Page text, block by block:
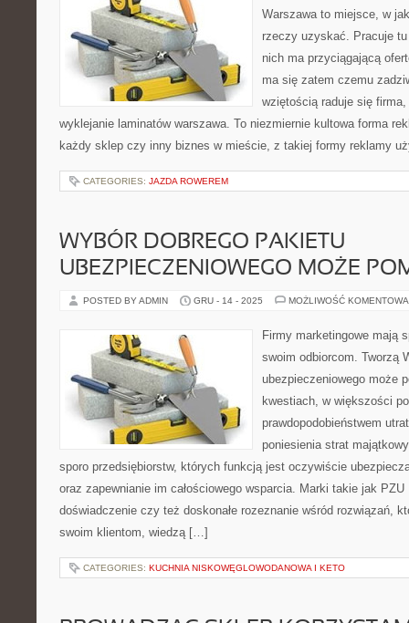
Warszawa to miejsce, w
rzeczy uzyskać. Pracuje
nich ma przyciągającą
ma się zatem czemu
wziętością raduje się
wyklejanie laminatów warszawa. To niezmiernie kultowa forma
każdy sklep czy inny biznes w mieście, z takiej formy reklamy
CATEGORIES: JAZDA ROWEREM
WYBÓR DOBREGO PAKIETU
UBEZPIECZENIOWEGO MOŻE
POSTED BY ADMIN GRU - 14 - 2025 MOŻLIWOŚĆ
Firmy marketingowe mają
swoim odbiorcom. Tworzą
ubezpieczeniowego może
kwestiach, w większości
prawdopodobieństwem
poniesienia strat
sporo przedsiębiorstw, których funkcją jest oczywiście
oraz zapewnianie im całościowego wsparcia. Marki takie jak
doświadczenie czy też doskonałe rozeznanie wśród rozwiązań,
swoim klientom, wiedzą […]
CATEGORIES: KUCHNIA NISKOWĘGLOWODANOWA I KETO